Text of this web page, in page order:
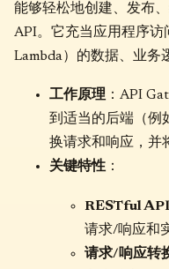
能够轻松地创建、发布
API。它充当应用程序访
Lambda）的数据、业务
工作原理：API
到适当的后端（例
换请求和响应，并
关键特性：
RESTful
请求/响应和
请求/响应转